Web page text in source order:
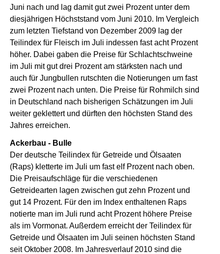
Juni nach und lag damit gut zwei Prozent unter dem
diesjährigen Höchststand vom Juni 2010. Im Vergleich
zum letzten Tiefstand von Dezember 2009 lag der
Teilindex für Fleisch im Juli indessen fast acht Prozent
höher. Dabei gaben die Preise für Schlachtschweine
im Juli mit gut drei Prozent am stärksten nach und
auch für Jungbullen rutschten die Notierungen um fast
zwei Prozent nach unten. Die Preise für Rohmilch sind
in Deutschland nach bisherigen Schätzungen im Juli
weiter geklettert und dürften den höchsten Stand des
Jahres erreichen.
Ackerbau - Bulle
Der deutsche Teilindex für Getreide und Ölsaaten
(Raps) kletterte im Juli um fast elf Prozent nach oben.
Die Preisaufschläge für die verschiedenen
Getreidearten lagen zwischen gut zehn Prozent und
gut 14 Prozent. Für den im Index enthaltenen Raps
notierte man im Juli rund acht Prozent höhere Preise
als im Vormonat. Außerdem erreicht der Teilindex für
Getreide und Ölsaaten im Juli seinen höchsten Stand
seit Oktober 2008. Im Jahresverlauf 2010 sind die